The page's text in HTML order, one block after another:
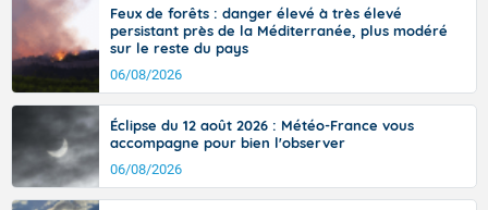
Feux de forêts : danger élevé à très élevé
persistant près de la Méditerranée, plus modéré
sur le reste du pays
06/08/2026
Éclipse du 12 août 2026 : Météo-France vous
accompagne pour bien l'observer
06/08/2026